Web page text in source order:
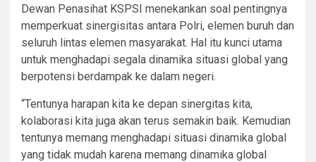
Dewan Penasihat KSPSI menekankan soal pentingnya
memperkuat sinergisitas antara Polri, elemen buruh dan
seluruh lintas elemen masyarakat. Hal itu kunci utama
untuk menghadapi segala dinamika situasi global yang
berpotensi berdampak ke dalam negeri.
“Tentunya harapan kita ke depan sinergitas kita,
kolaborasi kita juga akan terus semakin baik. Kemudian
tentunya memang menghadapi situasi dinamika global
yang tidak mudah karena memang dinamika global